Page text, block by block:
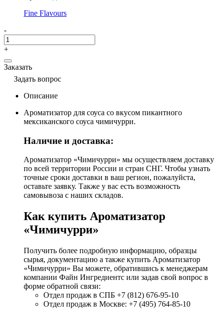
Fine Flavours
-
+
Заказать
Задать вопрос
Описание
Ароматизатор для соуса со вкусом пикантного
мексиканского соуса чимичурри.
Наличие и доставка:
Ароматизатор «Чимичурри» мы осуществляем доставку
по всей территории России и стран СНГ. Чтобы узнать
точные сроки доставки в ваш регион, пожалуйста,
оставьте заявку. Также у вас есть возможность
самовывоза с наших складов.
Как купить Ароматизатор
«Чимичурри»
Получить более подробную информацию, образцы
сырья, документацию а также купить Ароматизатор
«Чимичурри» Вы можете, обратившись к менеджерам
компании Файн Ингредиентс или задав свой вопрос в
форме обратной связи:
Отдел продаж в СПБ +7 (812) 676-95-10
Отдел продаж в Москве: +7 (495) 764-85-10